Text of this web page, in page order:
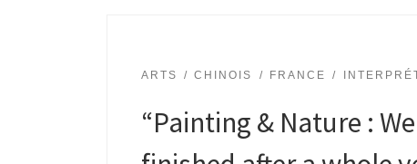
ARTS CHINOIS FRANCE
“Painting & Nature :